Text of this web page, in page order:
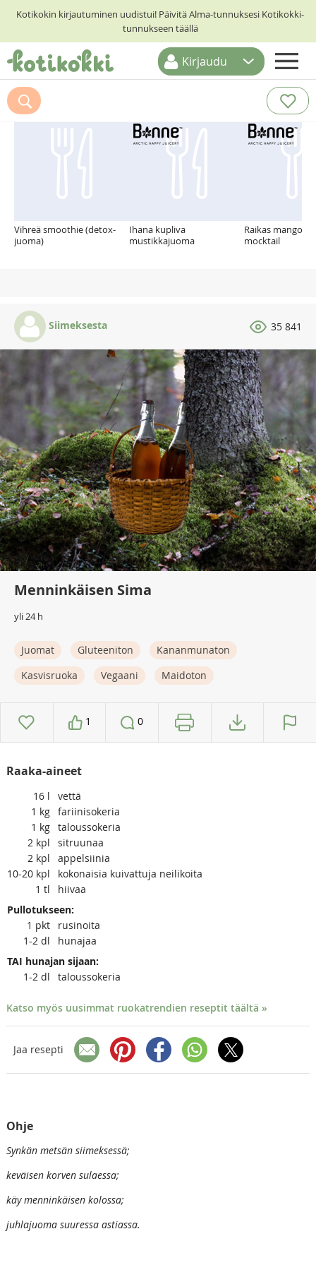
Kotikokin kirjautuminen uudistui! Päivitä Alma-tunnuksesi Kotikokki-
tunnukseen täällä
ETUSIVU
RESEPTIHAKU
Kirjaudu
Suosittelemme myös
Vihreä smoothie (detox-
juoma)
Ihana kupliva
mustikkajuoma
Raikas mango-
mocktail
Siimeksesta 35 841
Menninkäisen Sima
yli 24 h
Juomat Gluteeniton
Kananmunaton
Kasvisruoka
Vegaani Maidoton
1 0
Raaka-aineet
16 l
vettä
1 kg fariinisokeria
1 kg taloussokeria
2 kpl
sitruunaa
2 kpl
appelsiinia
10-20 kpl
kokonaisia kuivattuja neilikoita
1 tl
hiivaa
Pullotukseen:
1 pkt
rusinoita
1-2 dl
hunajaa
TAI hunajan sijaan:
1-2 dl taloussokeria
Katso myös uusimmat ruokatrendien reseptit täältä »
Jaa resepti
Ohje
Synkän metsän siimeksessä;
keväisen korven sulaessa;
käy menninkäisen kolossa;
juhlajuoma suuressa astiassa.